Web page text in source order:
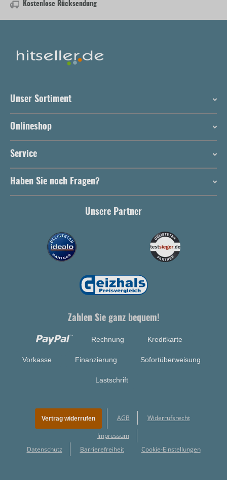
Kostenlose Rücksendung
Unser Sortiment
Onlineshop
Service
Haben Sie noch Fragen?
Unsere Partner
Zahlen Sie ganz bequem!
Rechnung Kreditkarte
Vorkasse Finanzierung Sofortüberweisung
Lastschrift
Vertrag widerrufen AGB Widerrufsrecht
Impressum
Datenschutz
Barrierefreiheit Cookie-Einstellungen